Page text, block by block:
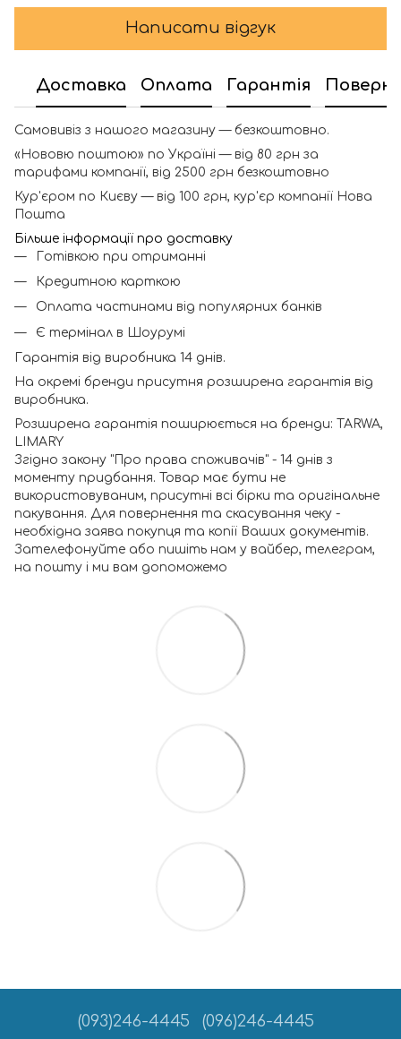
Написати відгук
Доставка Оплата Гарантія
Самовивіз з нашого магазину — безкоштовно.
«Нововю поштою» по Україні — від 80 грн за
тарифами компанії, від 2500 грн безкоштовно
Кур'єром по Києву — від 100 грн, кур'єр компанії Нова
Пошта
Більше інформації про доставку
Готівкою при отриманні
Кредитною карткою
Оплата частинами від популярних банків
Є термінал в Шоурумі
Гарантія від виробника 14 днів.
На окремі бренди присутня розширена гарантія від
виробника.
Розширена гарантія поширюється на бренди: TARWA,
LIMARY
Згідно закону "Про права споживачів" - 14 днів з
моменту придбання. Товар має бути не
використовуваним, присутні всі бірки та оригінальне
пакування. Для повернення та скасування чеку -
необхідна заява покупця та копії Ваших документів.
Зателефонуйте або пишіть нам у вайбер, телеграм,
на пошту і ми вам допоможемо
(093)246-4445 (096)246-4445